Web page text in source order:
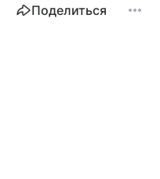
Поделиться